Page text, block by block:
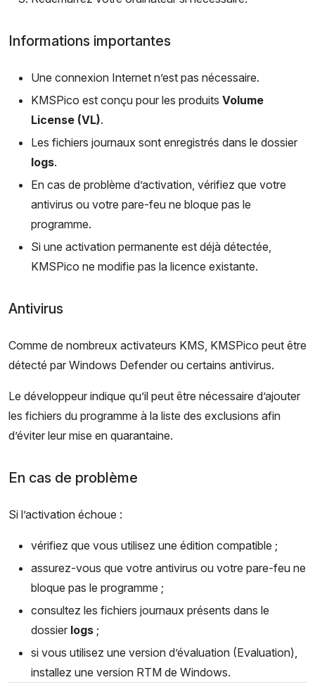
Informations importantes
Une connexion Internet n’est pas nécessaire.
KMSPico est conçu pour les produits Volume
License (VL).
Les fichiers journaux sont enregistrés dans le dossier
logs.
En cas de problème d’activation, vérifiez que votre
antivirus ou votre pare-feu ne bloque pas le
programme.
Si une activation permanente est déjà détectée,
KMSPico ne modifie pas la licence existante.
Antivirus
Comme de nombreux activateurs KMS, KMSPico peut être
détecté par Windows Defender ou certains antivirus.
Le développeur indique qu’il peut être nécessaire d’ajouter
les fichiers du programme à la liste des exclusions afin
d’éviter leur mise en quarantaine.
En cas de problème
Si l’activation échoue :
vérifiez que vous utilisez une édition compatible ;
assurez-vous que votre antivirus ou votre pare-feu ne
bloque pas le programme ;
consultez les fichiers journaux présents dans le
dossier logs ;
si vous utilisez une version d’évaluation (Evaluation),
installez une version RTM de Windows.